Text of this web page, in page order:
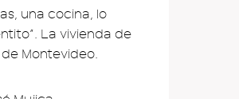
una cocina, lo
La vivienda de
Montevideo.